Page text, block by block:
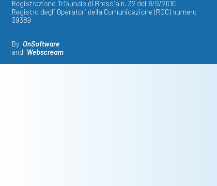
Registrazione Tribunale di Brescia n. 32 dell'8/9/2010
Registro degli Operatori della Comunicazione (ROC) numero
39389
By OnSoftware
and Webscream